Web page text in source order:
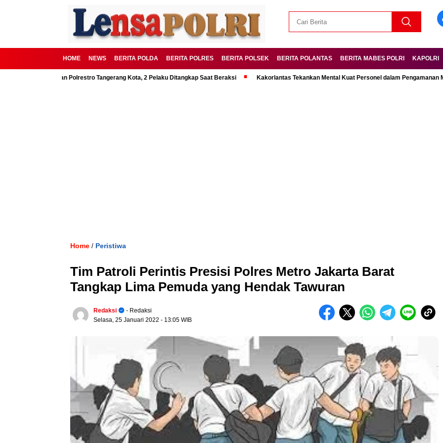
HOME NEWS BERITA POLDA BERITA POLRES BERITA POLSEK BERITA POLANTAS BERITA MABES POLRI KAPOLRI
Digagalkan Polrestro Tangerang Kota, 2 Pelaku Ditangkap Saat Beraksi Kakorlantas Tekankan Mental Kuat Personel dalam Pengamanan Mudik
Home / Peristiwa
Tim Patroli Perintis Presisi Polres Metro Jakarta Barat
Tangkap Lima Pemuda yang Hendak Tawuran
Redaksi
- Redaksi
Selasa, 25 Januari 2022 - 13:05 WIB